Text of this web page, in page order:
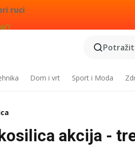
ruci
Dom i vrt Sport i Moda
akcija -